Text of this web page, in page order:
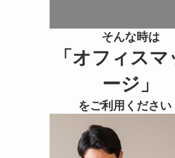
そんな時は
「オフィス
ージ」
をご利用ください